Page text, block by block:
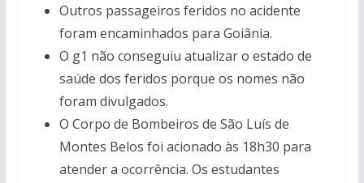
Outros passageiros feridos no acidente
foram encaminhados para Goiânia.
O g1 não conseguiu atualizar o estado de
saúde dos feridos porque os nomes não
foram divulgados.
O Corpo de Bombeiros de São Luís de
Montes Belos foi acionado às 18h30 para
atender a ocorrência. Os estudantes